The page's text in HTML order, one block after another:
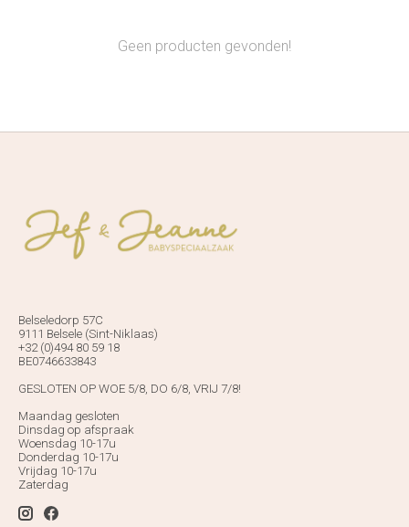
Geen producten gevonden!
Belseledorp 57C
9111 Belsele (Sint-Niklaas)
+32 (0)494 80 59 18
BE0746633843
GESLOTEN OP WOE 5/8, DO 6/8, VRIJ 7/8!
Maandag gesloten
Dinsdag op afspraak
Woensdag 10-17u
Donderdag 10-17u
Vrijdag 10-17u
Zaterdag